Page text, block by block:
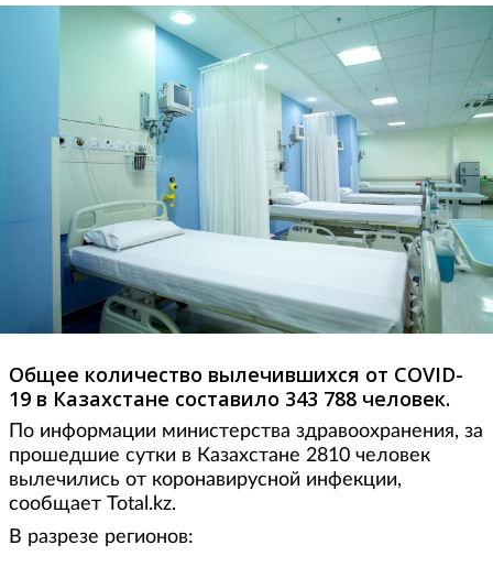
Общее количество вылечившихся от COVID-
19 в Казахстане составило 343 788 человек.
По информации министерства здравоохранения, за
прошедшие сутки в Казахстане 2810 человек
вылечились от коронавирусной инфекции,
сообщает Total.kz.
В разрезе регионов: